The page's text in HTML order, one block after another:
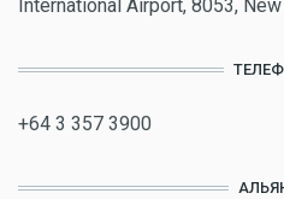
International Airport, 8053,
+64 3 357 3900